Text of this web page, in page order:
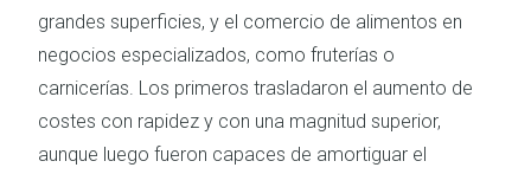
grandes superficies, y el comercio de alimentos en
negocios especializados, como fruterías o
carnicerías. Los primeros trasladaron el aumento de
costes con rapidez y con una magnitud superior,
aunque luego fueron capaces de amortiguar el